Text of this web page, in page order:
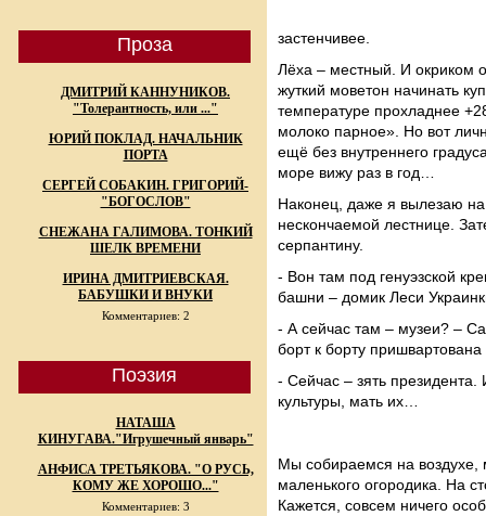
Проза
ДМИТРИЙ КАННУНИКОВ.
"Толерантность, или ..."
ЮРИЙ ПОКЛАД. НАЧАЛЬНИК
ПОРТА
СЕРГЕЙ СОБАКИН. ГРИГОРИЙ-
"БОГОСЛОВ"
СНЕЖАНА ГАЛИМОВА. ТОНКИЙ
ШЕЛК ВРЕМЕНИ
ИРИНА ДМИТРИЕВСКАЯ.
БАБУШКИ И ВНУКИ
Комментариев: 2
Поэзия
НАТАША
КИНУГАВА."Игрушечный январь"
АНФИСА ТРЕТЬЯКОВА. "О РУСЬ,
КОМУ ЖЕ ХОРОШО..."
Комментариев: 3
застенчивее.
Лёха – местный. И окриком
жуткий моветон начинать
температуре прохладнее
молоко парное». Но вот
ещё без внутреннего
море вижу раз в год…
Наконец, даже я вылезаю
нескончаемой лестнице.
серпантину.
- Вон там под генуэзской
башни – домик Леси
- А сейчас там – музеи? –
борт к борту пришвартована
- Сейчас – зять президента.
культуры, мать их…
Мы собираемся на воздухе,
маленького огородика. На
Кажется, совсем ничего